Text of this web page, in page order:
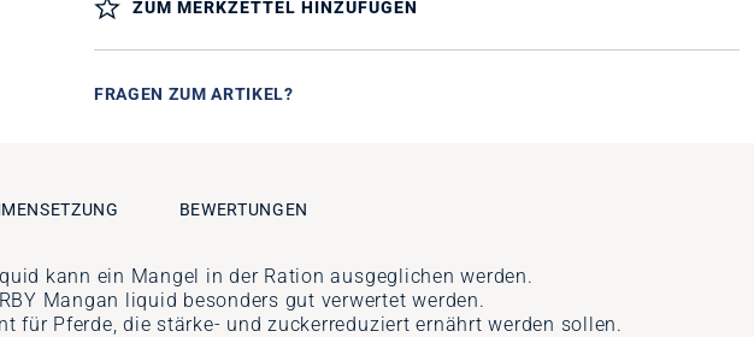
ZUM MERKZETTEL HINZUFÜGEN
FRAGEN ZUM ARTIKEL?
BEWERTUNGEN
kann ein Mangel in der Ration ausgeglichen werden.
Mangan liquid besonders gut verwertet werden.
für Pferde, die stärke- und zuckerreduziert ernährt werden sollen.